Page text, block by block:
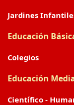
Jardines
Educación
Colegios
Educación
Científico -